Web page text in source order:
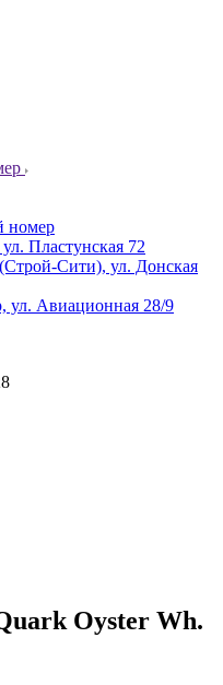
номер
Пластунская 72
Сити), ул. Донская
ул. Авиационная 28/9
Oyster Wh.